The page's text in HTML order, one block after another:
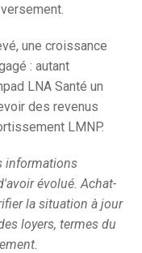
une croissance
: autant
LNA Santé un
des revenus
LMNP.
informations
évolué. Achat-
la situation à jour
loyers, termes du